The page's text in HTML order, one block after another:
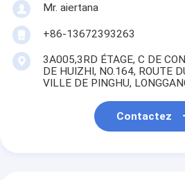
Mr. aiertana
+86-13672393263
3A005,3RD ÉTAGE, C DE
DE HUIZHI, NO.164, ROUTE
VILLE DE PINGHU,
Contactez